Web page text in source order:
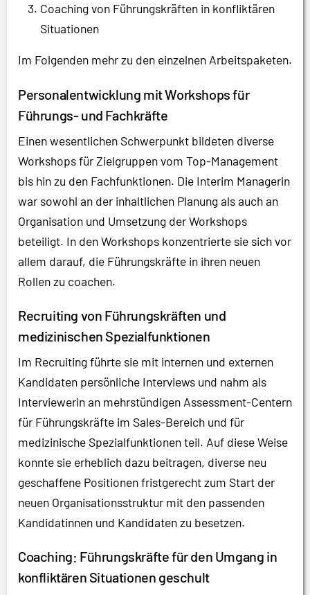
Coaching von Führungskräften in konfliktären
Situationen
Im Folgenden mehr zu den einzelnen Arbeitspaketen.
Personalentwicklung mit Workshops für
Führungs- und Fachkräfte
Einen wesentlichen Schwerpunkt bildeten diverse
Workshops für Zielgruppen vom Top-Management
bis hin zu den Fachfunktionen. Die Interim Managerin
war sowohl an der inhaltlichen Planung als auch an
Organisation und Umsetzung der Workshops
beteiligt. In den Workshops konzentrierte sie sich vor
allem darauf, die Führungskräfte in ihren neuen
Rollen zu coachen.
Recruiting von Führungskräften und
medizinischen Spezialfunktionen
Im Recruiting führte sie mit internen und externen
Kandidaten persönliche Interviews und nahm als
Interviewerin an mehrstündigen Assessment-Centern
für Führungskräfte im Sales-Bereich und für
medizinische Spezialfunktionen teil. Auf diese Weise
konnte sie erheblich dazu beitragen, diverse neu
geschaffene Positionen fristgerecht zum Start der
neuen Organisationsstruktur mit den passenden
Kandidatinnen und Kandidaten zu besetzen.
Coaching: Führungskräfte für den Umgang in
konfliktären Situationen geschult